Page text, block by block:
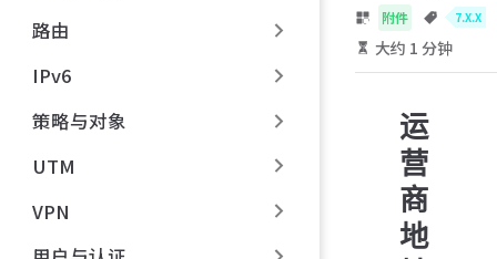
路由
IPv6
策略与对象
UTM
VPN
附件 7.X.X
大约 1 分钟
运
营
商
地